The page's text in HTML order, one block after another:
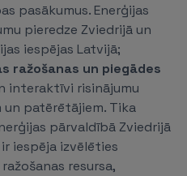
pasākumus. Enerģijas
pieredze Zviedrijā un
iespējas Latvijā;
ražošanas un piegādes
interaktīvi risinājumu
patērētājiem. Tika
pārvaldībā Zviedrijā
iespēja izvēlēties
resursa,